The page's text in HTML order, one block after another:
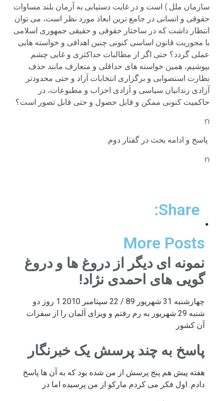
سازمان ملل ) است و در غایت دستیابی به آرمان بلند مساوات
حقوقی و انسانی در جامع ترین ابعاد مورد نظر است، می توان
انتظار داشت که در ساختار حقوقی و حقیقی جمهوری اسلامی
با محوریت قانون اساسی کنونی چنین اهدافی و خواسته هایی
عملی گردد؟ حتی اگر از مطالبات حداکثری و غایی چشم
بپوشیم، همین خواسته های حداقلی و متعارف مانند حذف
نظارت استصوابی و برگزاری انتخابات آزاد و حتی محدودتر
آزادی زندانیان سیاسی و آزادی احزاب و مطبوعات، در
حاکمیت کنونی ممکن و قابل حصول و حتی قابل تصور است؟
n
پاسخ و ادامه بحث در گفتار دوم.
n
Share:
More Posts
نمونه ای دیگر از دروغ ها و دروغ
گویی های احمدی نژاد!
چهارشنبه 31 شهریور 89 / 22 سپتامبر 2010 1 روز دو
شنبه 29 شهریور به رم رفتم و ویزای آلمان را از سفرات
آن کشور
پاسخ به چند پرسش یک خبرنگار
هفته پیش هم پنج پرسش از من شده بود که به آن ها پاسخ
دادم. اول فکر می کردم مارکو از من پرسیده اما در